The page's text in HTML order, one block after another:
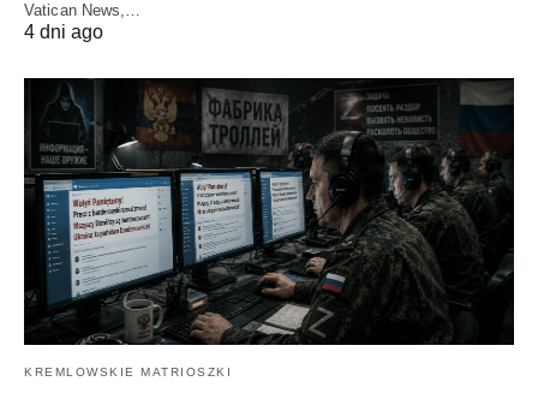
Vatican News,…
4 dni ago
KREMLOWSKIE MATRIOSZKI